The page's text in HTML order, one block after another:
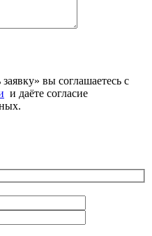
вы соглашаетесь с
и даёте согласие